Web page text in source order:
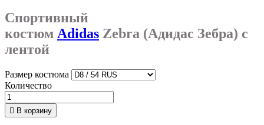
Спортивный
костюм Adidas Zebra (Адидас Зебра) с
лентой
Размер костюма
Количество
 В корзину